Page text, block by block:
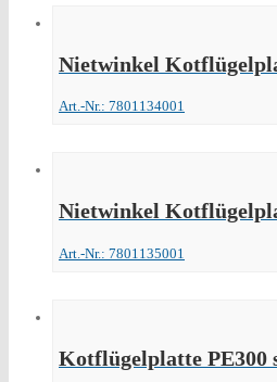
Nietwinkel
Art.-Nr.: 7801134001
Nietwinkel
Art.-Nr.: 7801135001
Kotflügelplatte PE300